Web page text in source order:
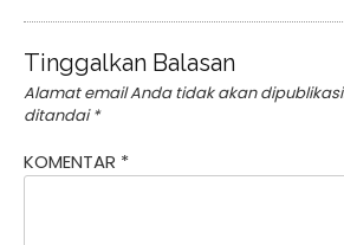
Tinggalkan Balasan
Alamat email Anda tidak akan
ditandai*
KOMENTAR *